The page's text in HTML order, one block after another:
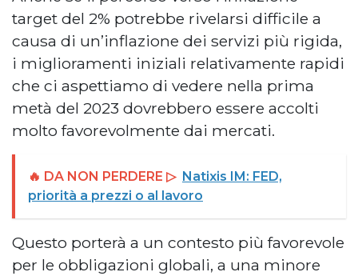
target del 2% potrebbe rivelarsi difficile a
causa di un’inflazione dei servizi più rigida,
i miglioramenti iniziali relativamente rapidi
che ci aspettiamo di vedere nella prima
metà del 2023 dovrebbero essere accolti
molto favorevolmente dai mercati.
🔥 DA NON PERDERE ▷ Natixis IM: FED,
priorità a prezzi o al lavoro
Questo porterà a un contesto più favorevole
per le obbligazioni globali, a una minore